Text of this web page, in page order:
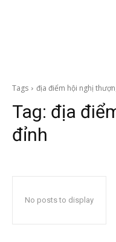
Tags địa điểm hội nghị
Tag: địa
đỉnh
No posts to display